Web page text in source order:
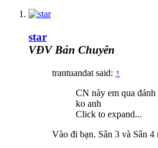
star
VĐV Bán Chuyên
trantuandat said: ↑
CN này em qua
ko anh
Click to expand...
Vào đi bạn. Sân 3 và Sân 4